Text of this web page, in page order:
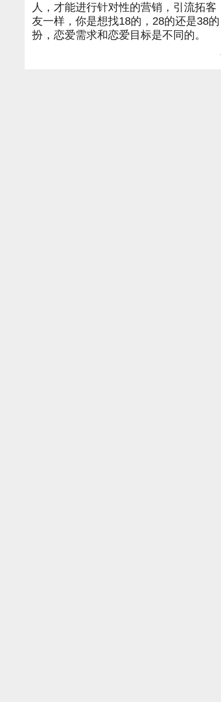
人，才能进行针对性的营销，引流拓
友一样，你是想找18的，28的还是38
扮，恋爱需求和恋爱目标是不同的。